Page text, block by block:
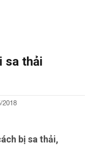
sa thải
2018
bị sa thải,